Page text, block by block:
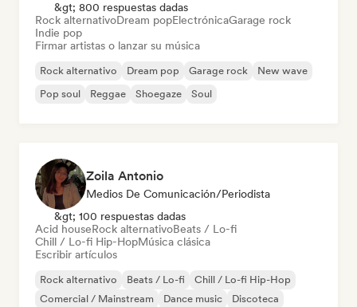
&gt; 800 respuestas dadas
Rock alternativoDream popElectrónicaGarage rock
Indie pop
Firmar artistas o lanzar su música
Rock alternativo Dream pop Garage rock
New wave
Pop soul
Reggae Shoegaze Soul
Zoila Antonio
Medios De Comunicación/Periodista
&gt; 100 respuestas dadas
Acid houseRock alternativoBeats / Lo-fi
Chill / Lo-fi Hip-HopMúsica clásica
Escribir artículos
Rock alternativo Beats / Lo-fi
Chill / Lo-fi Hip-Hop
Comercial / Mainstream
Dance music
Discoteca